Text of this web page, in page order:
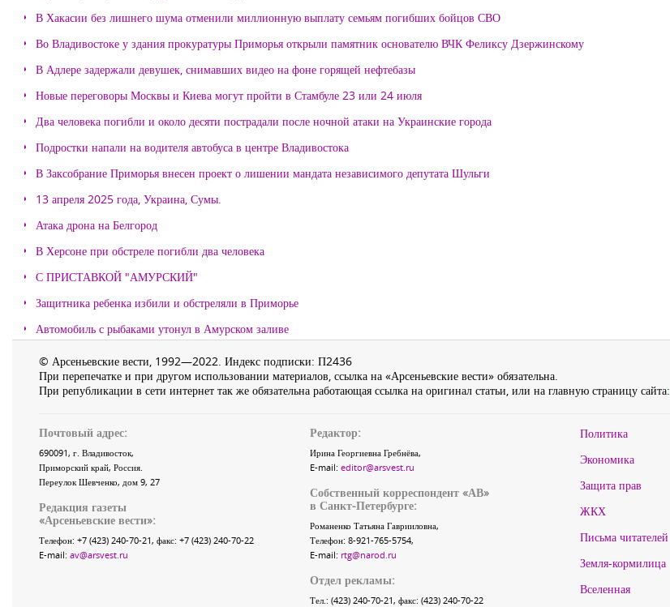
В Хакасии без лишнего шума отменили миллионную выплату семьям погибших бойцов СВО
Во Владивостоке у здания прокуратуры Приморья открыли памятник основателю ВЧК Феликсу Дзержинскому
В Адлере задержали девушек, снимавших видео на фоне горящей нефтебазы
Новые переговоры Москвы и Киева могут пройти в Стамбуле 23 или 24 июля
Два человека погибли и около десяти пострадали после ночной атаки на Украинские города
Подростки напали на водителя автобуса в центре Владивостока
В Заксобрание Приморья внесен проект о лишении мандата независимого депутата Шульги
13 апреля 2025 года, Украина, Сумы.
Атака дрона на Белгород
В Херсоне при обстреле погибли два человека
С ПРИСТАВКОЙ "АМУРСКИЙ"
Защитника ребенка избили и обстреляли в Приморье
Автомобиль с рыбаками утонул в Амурском заливе
© Арсеньевские вести, 1992—2022. Индекс подписки: П2436
При перепечатке и при другом использовании материалов, ссылка на «Арсеньевские вести» обязательна.
При републикации в сети интернет так же обязательна работающая ссылка на оригинал статьи, или на главную страницу сайта:
Почтовый адрес:
690091, г. Владивосток,
Приморский край, Россия.
Переулок Шевченко, дом 9, 27
Редакция газеты
«Арсеньевские вести»:
Телефон: +7 (423) 240-70-21, факс: +7 (423) 240-70-22
E-mail: av@arsvest.ru
Редактор:
Ирина Георгиевна Гребнёва,
E-mail: editor@arsvest.ru
Собственный корреспондент «АВ»
в Санкт-Петербурге:
Романенко Татьяна Гаврииловна,
Телефон: 8-921-765-5754,
E-mail: rtg@narod.ru
Отдел рекламы:
Тел.: (423) 240-70-21, факс: (423) 240-70-22
Политика
Экономика
Защита прав
ЖКХ
Письма читателей
Земля-кормилица
Вселенная